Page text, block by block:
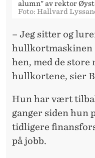
alumn" av rektor
Foto: Hallvard
– Jeg sitter og
hullkortmaskinen
hen, med de store
hullkortene, sier
Hun har vært
ganger siden hun
tidligere
på jobb.